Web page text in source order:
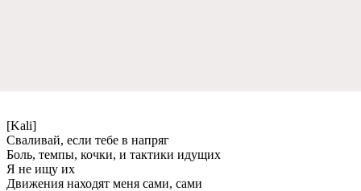
[Kali]
Сваливай, если тебе в напряг
Боль, темпы, кочки, и тактики идущих
Я не ищу их
Движения находят меня сами, сами